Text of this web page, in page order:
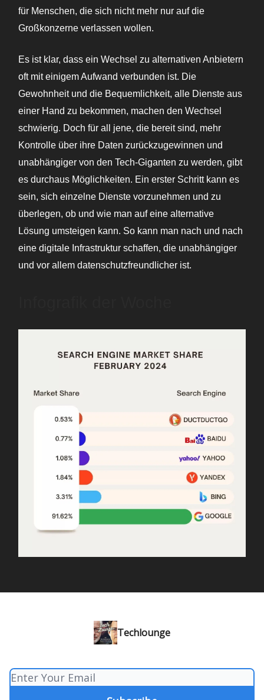
für Menschen, die sich nicht mehr nur auf die
Großkonzerne verlassen wollen.
Es ist klar, dass ein Wechsel zu alternativen Anbietern
oft mit einigem Aufwand verbunden ist. Die
Gewohnheit und die Bequemlichkeit, alle Dienste aus
einer Hand zu bekommen, machen den Wechsel
schwierig. Doch für all jene, die bereit sind, mehr
Kontrolle über ihre Daten zurückzugewinnen und
unabhängiger von den Tech-Giganten zu werden, gibt
es durchaus Möglichkeiten. Ein erster Schritt kann es
sein, sich einzelne Dienste vorzunehmen und zu
überlegen, ob und wie man auf eine alternative
Lösung umsteigen kann. So kann man nach und nach
eine digitale Infrastruktur schaffen, die unabhängiger
und vor allem datenschutzfreundlicher ist.
Techlounge